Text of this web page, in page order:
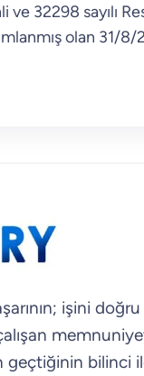
32298 sayılı
olan 31/
işini doğru
geçtiğinin bilinci